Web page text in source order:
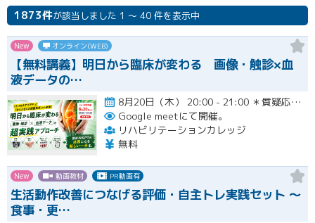
1873件が該当しました 1 ～ 40 件を表示中
New オンライン(WEB)
【無料講義】明日から臨床が変わる 画像・触診×血
液データの…
8月20日（木） 20:00 - 21:00 ＊質疑応答とアンケート回答の時間を含みます。終了時間は余裕を持っ…開催
Google meetにて開催。
リハビリテーションカレッジ
無料
New 動画教材 PR動画有
生活動作改善につなげる評価・自主トレ実践セット ～
食事・更…